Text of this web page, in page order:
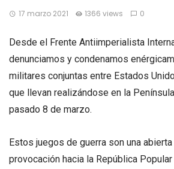
17 marzo 2021 1366 views 0
Desde el Frente Antiimperialista
denunciamos y condenamos
militares conjuntas entre Estados
que llevan realizándose en la
pasado 8 de marzo.
Estos juegos de guerra son una
provocación hacia la República